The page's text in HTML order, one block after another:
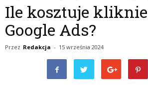
Ile kosztuje
Google Ads?
Przez Redakcja - 15 września 2024